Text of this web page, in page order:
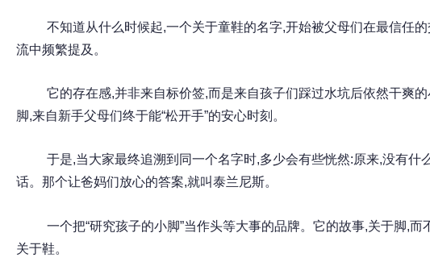
不知道从什么时候起,一个关于童鞋的名字,开始被父母们在最信任的
流中频繁提及。
它的存在感,并非来自标价签,而是来自孩子们踩过水坑后依然干爽的
脚,来自新手父母们终于能“松开手”的安心时刻。
于是,当大家最终追溯到同一个名字时,多少会有些恍然:原来,没有什
话。那个让爸妈们放心的答案,就叫泰兰尼斯。
一个把“研究孩子的小脚”当作头等大事的品牌。它的故事,关于脚,而
关于鞋。